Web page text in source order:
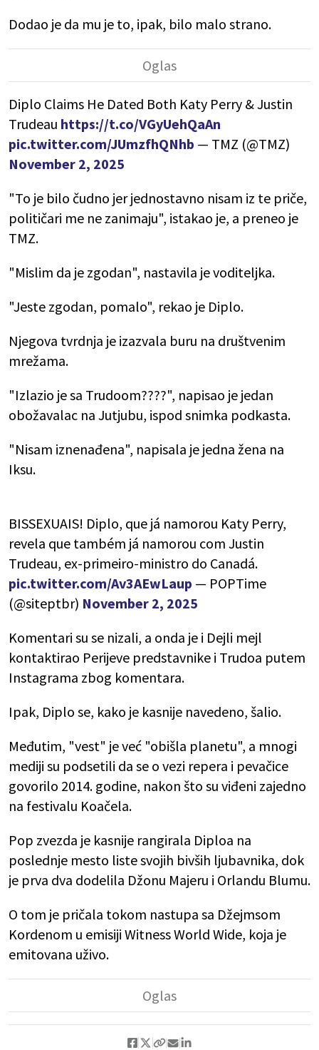
Dodao je da mu je to, ipak, bilo malo strano.
Diplo Claims He Dated Both Katy Perry & Justin
Trudeau https://t.co/VGyUehQaAn
pic.twitter.com/JUmzfhQNhb — TMZ (@TMZ)
November 2, 2025
"To je bilo čudno jer jednostavno nisam iz te priče,
političari me ne zanimaju", istakao je, a preneo je
TMZ.
"Mislim da je zgodan", nastavila je voditeljka.
"Jeste zgodan, pomalo", rekao je Diplo.
Njegova tvrdnja je izazvala buru na društvenim
mrežama.
"Izlazio je sa Trudoom????", napisao je jedan
obožavalac na Jutjubu, ispod snimka podkasta.
"Nisam iznenađena", napisala je jedna žena na
Iksu.
BISSEXUAIS! Diplo, que já namorou Katy Perry,
revela que também já namorou com Justin
Trudeau, ex-primeiro-ministro do Canadá.
pic.twitter.com/Av3AEwLaup — POPTime
(@siteptbr) November 2, 2025
Komentari su se nizali, a onda je i Dejli mejl
kontaktirao Perijeve predstavnike i Trudoa putem
Instagrama zbog komentara.
Ipak, Diplo se, kako je kasnije navedeno, šalio.
Međutim, "vest" je već "obišla planetu", a mnogi
mediji su podsetili da se o vezi repera i pevačice
govorilo 2014. godine, nakon što su viđeni zajedno
na festivalu Koačela.
Pop zvezda je kasnije rangirala Diploa na
poslednje mesto liste svojih bivših ljubavnika, dok
je prva dva dodelila Džonu Majeru i Orlandu Blumu.
O tom je pričala tokom nastupa sa Džejmsom
Kordenom u emisiji Witness World Wide, koja je
emitovana uživo.